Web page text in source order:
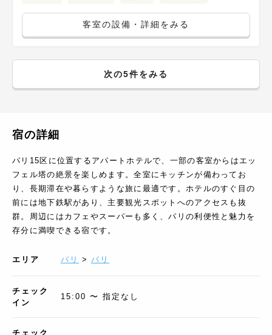
客室の設備・詳細をみる
次の5件をみる
宿の詳細
パリ15区に位置するアパートホテルで、一部の客室からはエッ
フェル塔の絶景を楽しめます。全室にキッチンが備わってお
り、長期滞在や暮らすような旅に最適です。ホテルのすぐ目の
前には地下鉄駅があり、主要観光スポットへのアクセスも抜
群。周辺にはカフェやスーパーも多く、パリの利便性と魅力を
存分に満喫できる宿です。
エリア パリ > パリ
チェック
イン
15:00 〜 指定なし
チェック